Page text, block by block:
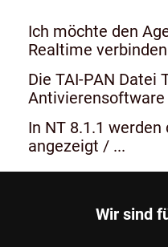
Ich möchte den
Realtime
Die TAI-PAN Datei
Antivierensoftware
In NT 8.1.1
angezeigt / ...
Wir sind